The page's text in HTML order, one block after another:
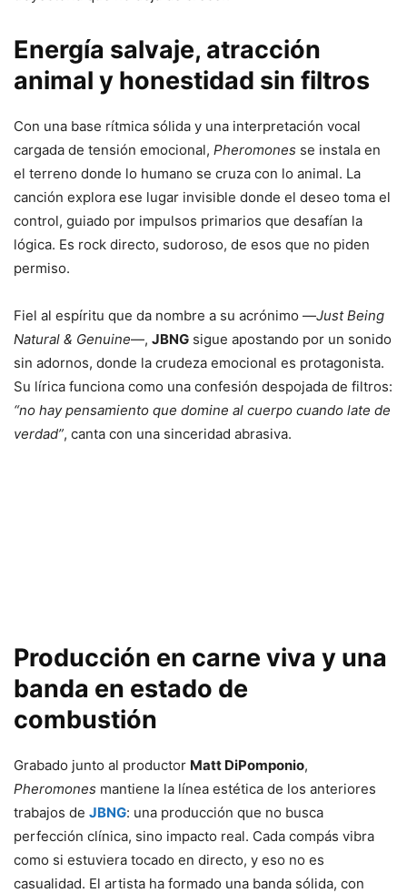
Energía salvaje, atracción
animal y honestidad sin filtros
Con una base rítmica sólida y una interpretación vocal
cargada de tensión emocional, Pheromones se instala en
el terreno donde lo humano se cruza con lo animal. La
canción explora ese lugar invisible donde el deseo toma el
control, guiado por impulsos primarios que desafían la
lógica. Es rock directo, sudoroso, de esos que no piden
permiso.
Fiel al espíritu que da nombre a su acrónimo —Just Being
Natural & Genuine—, JBNG sigue apostando por un sonido
sin adornos, donde la crudeza emocional es protagonista.
Su lírica funciona como una confesión despojada de filtros:
“no hay pensamiento que domine al cuerpo cuando late de
verdad”, canta con una sinceridad abrasiva.
Producción en carne viva y una
banda en estado de
combustión
Grabado junto al productor Matt DiPomponio,
Pheromones mantiene la línea estética de los anteriores
trabajos de JBNG: una producción que no busca
perfección clínica, sino impacto real. Cada compás vibra
como si estuviera tocado en directo, y eso no es
casualidad. El artista ha formado una banda sólida, con